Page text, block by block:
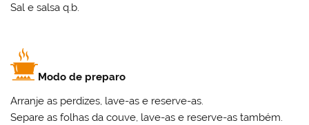
Sal e salsa q.b.
Modo de preparo
Arranje as perdizes, lave-as e reserve-as.
Separe as folhas da couve, lave-as e reserve-as também.